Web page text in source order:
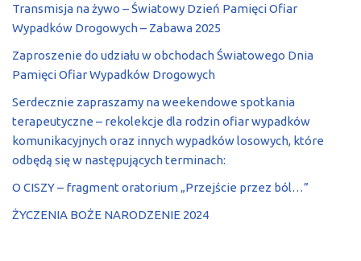
Transmisja na żywo – Światowy Dzień Pamięci Ofiar
Wypadków Drogowych – Zabawa 2025
Zaproszenie do udziału w obchodach Światowego Dnia
Pamięci Ofiar Wypadków Drogowych
Serdecznie zapraszamy na weekendowe spotkania
terapeutyczne – rekolekcje dla rodzin ofiar wypadków
komunikacyjnych oraz innych wypadków losowych, które
odbędą się w następujących terminach:
O CISZY – fragment oratorium „Przejście przez ból…”
ŻYCZENIA BOŻE NARODZENIE 2024